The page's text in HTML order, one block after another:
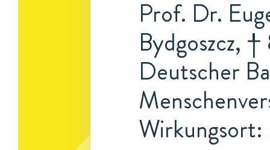
Prof. Dr.
Bydgoszcz,
Deutscher